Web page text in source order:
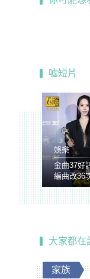
噓短片
娛樂
金曲37好
編曲改36
腔
大家都在
家族